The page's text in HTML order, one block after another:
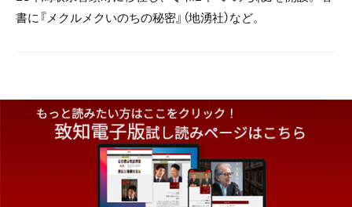
書に『メクルメクいのちの秘密』（地湧社）など。